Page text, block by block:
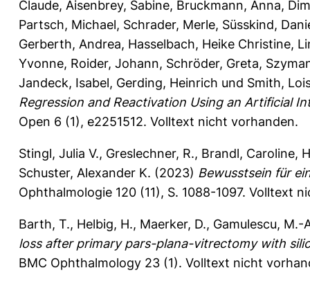
Claude, Aisenbrey, Sabine, Bruckmann, Anna,
Partsch, Michael, Schrader, Merle, Süsskind,
Gerberth, Andrea, Hasselbach, Heike Christine,
Yvonne, Roider, Johann, Schröder, Greta,
Jandeck, Isabel, Gerding, Heinrich und Smith,
Regression and Reactivation Using an Artificial
Open 6 (1), e2251512. Volltext nicht vorhanden.
Stingl, Julia V., Greslechner, R., Brandl, Caroline,
Schuster, Alexander K. (2023) Bewusstsein für
Ophthalmologie 120 (11), S. 1088-1097. Volltext
Barth, T., Helbig, H., Maerker, D., Gamulescu, M.-
loss after primary pars-plana-vitrectomy with
BMC Ophthalmology 23 (1). Volltext nicht